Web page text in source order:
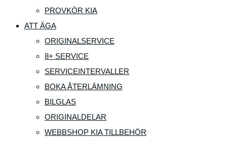
PROVKÖR KIA
ATT ÄGA
ORIGINALSERVICE
8+ SERVICE
SERVICEINTERVALLER
BOKA ÅTERLÄMNING
BILGLAS
ORIGINALDELAR
WEBBSHOP KIA TILLBEHÖR